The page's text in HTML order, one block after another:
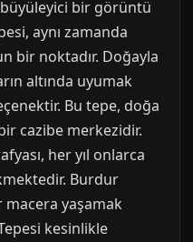
bir görüntü
aynı zamanda
bir noktadır. Doğayla
altında uyumak
Bu tepe, doğa
cazibe merkezidir.
her yıl onlarca
Burdur
macera yaşamak
kesinlikle